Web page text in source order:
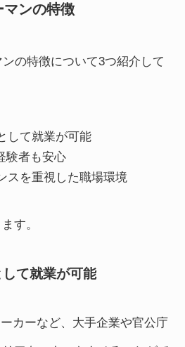
マンの特徴
の特徴について3つ紹介して
して就業が可能
験者も安心
スを重視した職場環境
す。
て就業が可能
カーなど、大手企業や官公庁